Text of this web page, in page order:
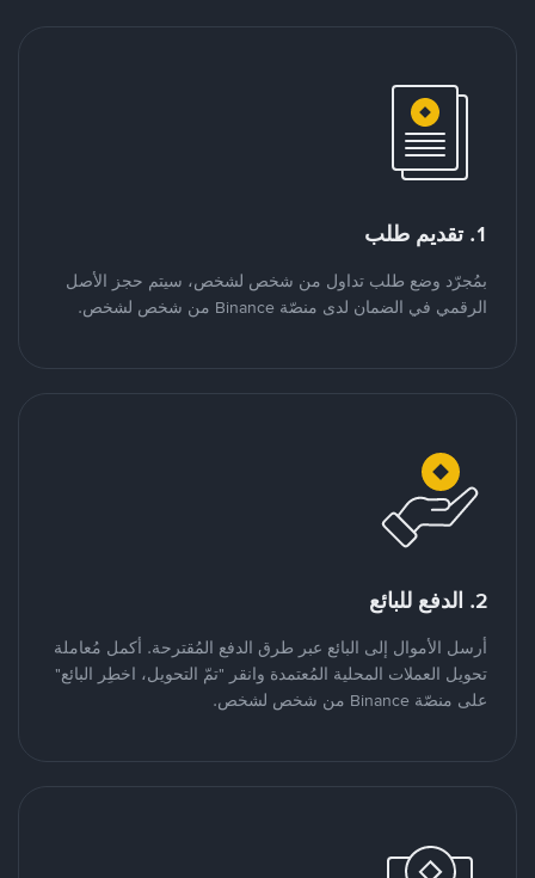
1. تقديم طلب
بمُجرّد وضع طلب تداول من شخص لشخص، سيتم حجز الأصل
الرقمي في الضمان لدى منصّة Binance من شخص لشخص.
2. الدفع للبائع
أرسل الأموال إلى البائع عبر طرق الدفع المُقترحة. أكمل مُعاملة
تحويل العملات المحلية المُعتمدة وانقر "تمّ التحويل، اخطِر البائع"
على منصّة Binance من شخص لشخص.